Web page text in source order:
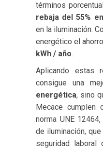
términos
rebaja del 55%
en la iluminación.
energético el
kWh / año.
Aplicando estas
consigue una
energética, sino
Mecace cumplen
norma UNE
de iluminación,
seguridad